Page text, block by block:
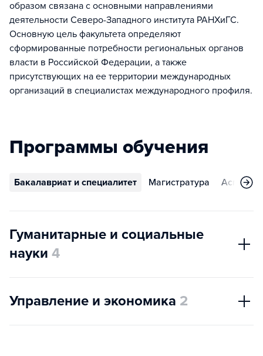
образом связана с основными направлениями
деятельности Северо-Западного института РАНХиГС.
Основную цель факультета определяют
сформированные потребности региональных органов
власти в Российской Федерации, а также
присутствующих на ее территории международных
организаций в специалистах международного профиля.
Программы обучения
Бакалавриат и специалитет Магистратура
Гуманитарные и социальные
науки 4
Управление и экономика 2